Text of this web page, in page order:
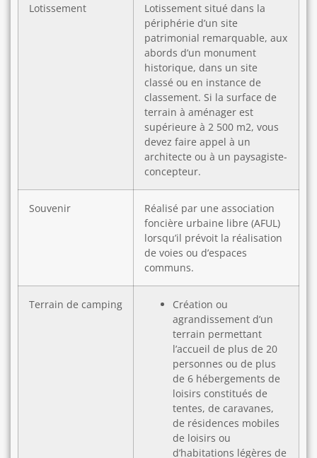
Lotissement
Lotissement situé dans la
périphérie d’un site
patrimonial remarquable, aux
abords d’un monument
historique, dans un site
classé ou en instance de
classement. Si la surface de
terrain à aménager est
supérieure à 2 500 m2, vous
devez faire appel à un
architecte ou à un paysagiste-
concepteur.
Souvenir
Réalisé par une association
foncière urbaine libre (AFUL)
lorsqu’il prévoit la réalisation
de voies ou d’espaces
communs.
Terrain de camping
Création ou
agrandissement d’un
terrain permettant
l’accueil de plus de 20
personnes ou de plus
de 6 hébergements de
loisirs constitués de
tentes, de caravanes,
de résidences mobiles
de loisirs ou
d’habitations légères de